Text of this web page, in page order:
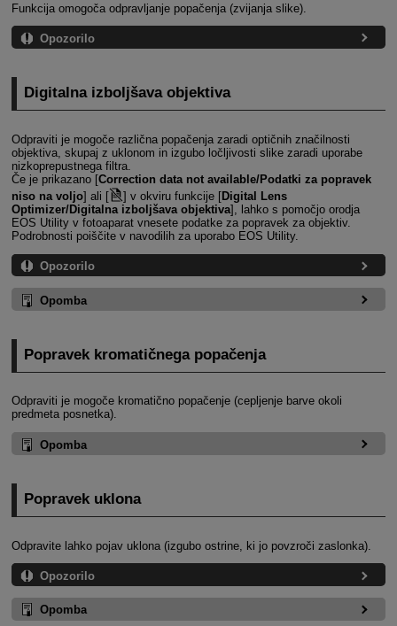
Funkcija omogoča odpravljanje popačenja (zvijanja slike).
Opozorilo
Digitalna izboljšava objektiva
Odpraviti je mogoče različna popačenja zaradi optičnih značilnosti
objektiva, skupaj z uklonom in izgubo ločljivosti slike zaradi uporabe
nizkoprepustnega filtra.
Če je prikazano [Correction data not available/Podatki za popravek
niso na voljo] ali [ ] v okviru funkcije [Digital Lens
Optimizer/Digitalna izboljšava objektiva], lahko s pomočjo orodja
EOS Utility v fotoaparat vnesete podatke za popravek za objektiv.
Podrobnosti poiščite v navodilih za uporabo EOS Utility.
Opozorilo
Opomba
Popravek kromatičnega popačenja
Odpraviti je mogoče kromatično popačenje (cepljenje barve okoli
predmeta posnetka).
Opomba
Popravek uklona
Odpravite lahko pojav uklona (izgubo ostrine, ki jo povzroči zaslonka).
Opozorilo
Opomba